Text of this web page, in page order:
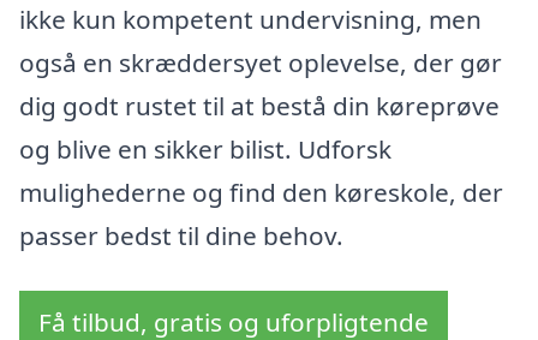
ikke kun kompetent undervisning, men
også en skræddersyet oplevelse, der gør
dig godt rustet til at bestå din køreprøve
og blive en sikker bilist. Udforsk
mulighederne og find den køreskole, der
passer bedst til dine behov.
Få tilbud, gratis og uforpligtende